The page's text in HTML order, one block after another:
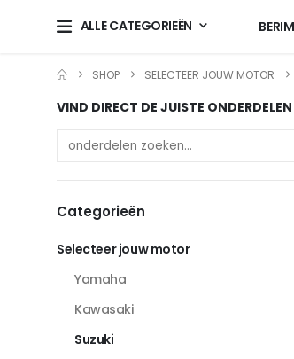
ALLE CATEGORIEËN
SHOP SELECTEER JOUW MOTOR
VIND DIRECT DE JUISTE ONDERDELEN
Categorieën
Selecteer jouw motor
Yamaha
Kawasaki
Suzuki